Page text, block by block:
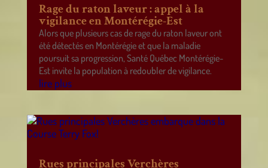
Rage du raton laveur : appel à la
vigilance en Montérégie-Est
Alors que plusieurs cas de rage du raton laveur ont
été détectés en Montérégie et que la maladie
poursuit sa progression, Santé Québec Montérégie-
Est invite la population à redoubler de vigilance.
lire plus
Rues principales Verchères